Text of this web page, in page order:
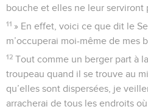
bouche et elles ne leur serviront
11 » En effet, voici ce que dit le
m’occuperai moi-même de mes
12 Tout comme un berger part à
troupeau quand il se trouve au
qu’elles sont dispersées, je
arracherai de tous les endroits